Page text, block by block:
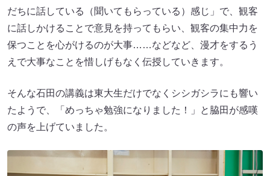
だちに話している（聞いてもらっている）感じ」で、観客
に話しかけることで意見を持ってもらい、観客の集中力を
保つことを心がけるのが大事……などなど、漫才をするう
えで大事なことを惜しげもなく伝授していきます。
そんな石田の講義は東大生だけでなくシシガシラにも響い
たようで、「めっちゃ勉強になりました！」と脇田が感嘆
の声を上げていました。